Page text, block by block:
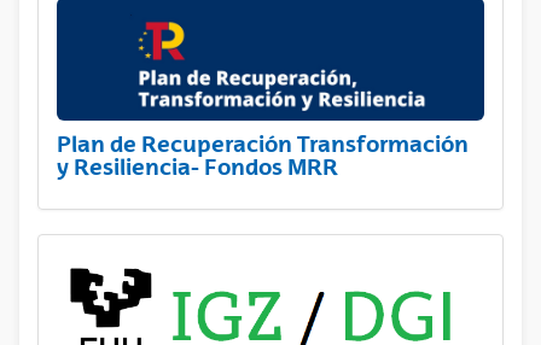
Plan de Recuperación Transformación
y Resiliencia- Fondos MRR